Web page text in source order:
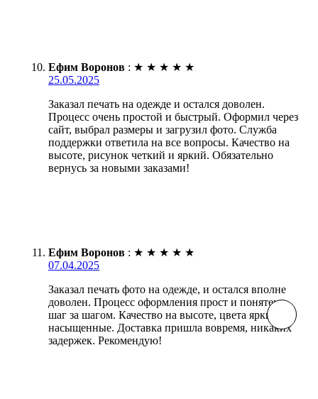
Ефим Воронов : ★ ★ ★ ★ ★
25.05.2025
Заказал печать на одежде и остался доволен.
Процесс очень простой и быстрый. Оформил через
сайт, выбрал размеры и загрузил фото. Служба
поддержки ответила на все вопросы. Качество на
высоте, рисунок четкий и яркий. Обязательно
вернусь за новыми заказами!
Ефим Воронов : ★ ★ ★ ★ ★
07.04.2025
Заказал печать фото на одежде, и остался вполне
доволен. Процесс оформления прост и понятен,
шаг за шагом. Качество на высоте, цвета яркие и
насыщенные. Доставка пришла вовремя, никаких
задержек. Рекомендую!